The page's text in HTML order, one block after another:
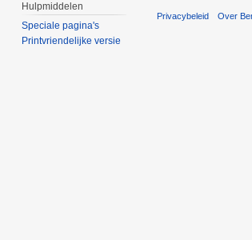
Hulpmiddelen
Speciale pagina's
Printvriendelijke versie
Privacybeleid Over